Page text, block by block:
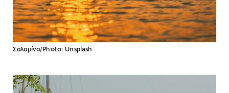
Σαλαμίνα/Photo: Unsplash